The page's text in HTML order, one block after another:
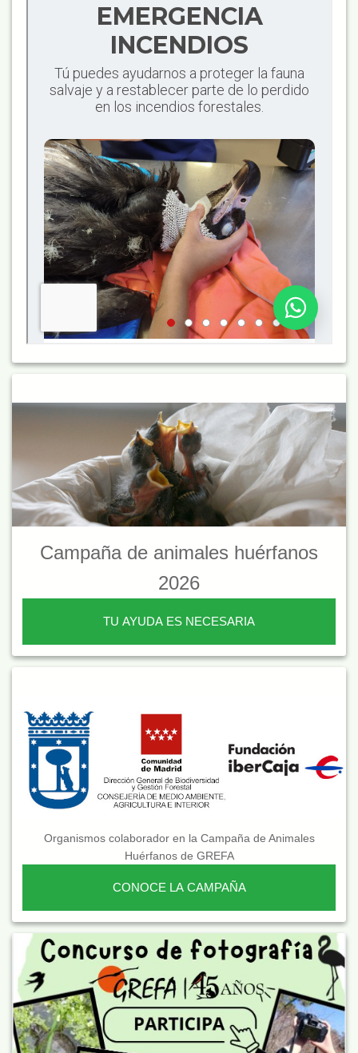
Campaña de animales huérfanos
2026
TU AYUDA ES NECESARIA
Organismos colaborador en la Campaña de Animales
Huérfanos de GREFA
CONOCE LA CAMPAÑA